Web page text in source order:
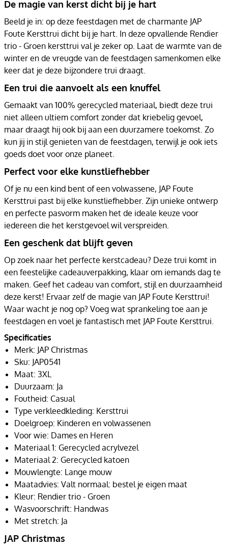
De magie van kerst dicht bij je hart
Beeld je in: op deze feestdagen met de charmante JAP
Foute Kersttrui dicht bij je hart. In deze opvallende Rendier
trio - Groen kersttrui val je zeker op. Laat de warmte van de
winter en de vreugde van de feestdagen samenkomen elke
keer dat je deze bijzondere trui draagt.
Een trui die aanvoelt als een knuffel
Gemaakt van 100% gerecycled materiaal, biedt deze trui
niet alleen ultiem comfort zonder dat kriebelig gevoel,
maar draagt hij ook bij aan een duurzamere toekomst. Zo
kun jij in stijl genieten van de feestdagen, terwijl je ook iets
goeds doet voor onze planeet.
Perfect voor elke kunstliefhebber
Of je nu een kind bent of een volwassene, JAP Foute
Kersttrui past bij elke kunstliefhebber. Zijn unieke ontwerp
en perfecte pasvorm maken het de ideale keuze voor
iedereen die het kerstgevoel wil verspreiden.
Een geschenk dat blijft geven
Op zoek naar het perfecte kerstcadeau? Deze trui komt in
een feestelijke cadeauverpakking, klaar om iemands dag te
maken. Geef het cadeau van comfort, stijl en duurzaamheid
deze kerst! Ervaar zelf de magie van JAP Foute Kersttrui!
Waar wacht je nog op? Voeg wat sprankeling toe aan je
feestdagen en voel je fantastisch met JAP Foute Kersttrui.
Specificaties
Merk: JAP Christmas
Sku: JAP0541
Maat: 3XL
Duurzaam: Ja
Foutheid: Casual
Type verkleedkleding: Kersttrui
Doelgroep: Kinderen en volwassenen
Voor wie: Dames en Heren
Materiaal 1: Gerecycled acrylvezel
Materiaal 2: Gerecycled katoen
Mouwlengte: Lange mouw
Maatadvies: Valt normaal: bestel je eigen maat
Kleur: Rendier trio - Groen
Wasvoorschrift: Handwas
Met stretch: Ja
JAP Christmas